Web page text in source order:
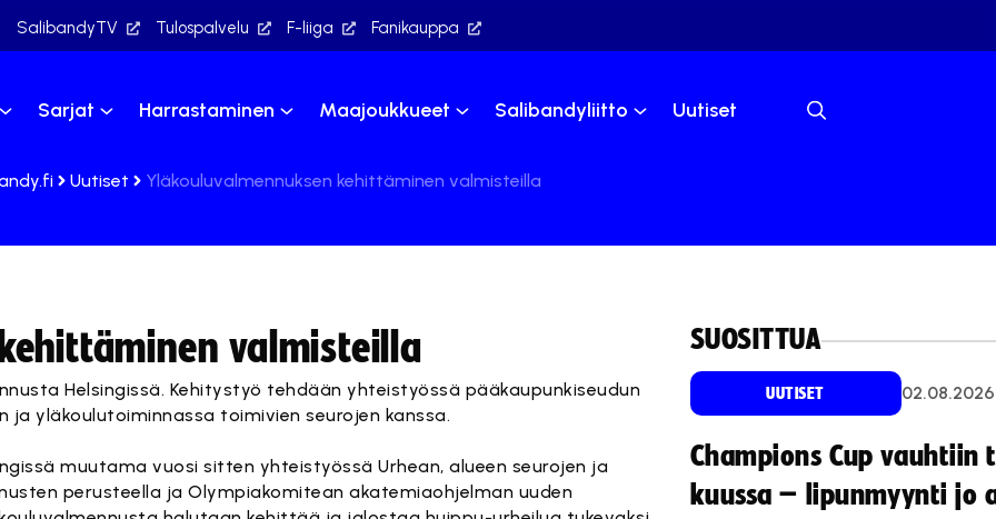
SalibandyTV Tulospalvelu F-liiga Fanikauppa
Sarjat Harrastaminen Maajoukkueet Salibandyliitto Uutiset
Uutiset Yläkouluvalmennuksen kehittäminen valmisteilla
valmisteilla
Helsingissä. Kehitystyö tehdään yhteistyössä pääkaupunkiseudun
ja yläkoulutoiminnassa toimivien seurojen kanssa.
muutama vuosi sitten yhteistyössä Urhean, alueen seurojen ja
perusteella ja Olympiakomitean akatemiaohjelman uuden
SUOSITTUA
UUTISET 02.08.2026
Champions Cup vauhtiin
kuussa – lipunmyynti jo